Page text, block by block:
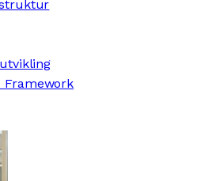
Framework